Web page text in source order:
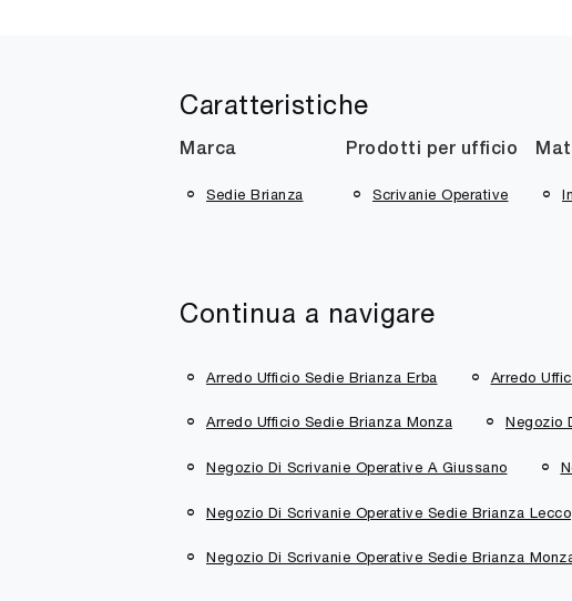
Caratteristiche
Marca
Sedie Brianza
Prodotti per ufficio
Scrivanie Operative
Continua a navigare
Arredo Ufficio Sedie Brianza Erba Arredo
Arredo Ufficio Sedie Brianza Monza Negozio
Negozio Di Scrivanie Operative A Giussano
Negozio Di Scrivanie Operative Sedie Brianza Lecco
Negozio Di Scrivanie Operative Sedie Brianza